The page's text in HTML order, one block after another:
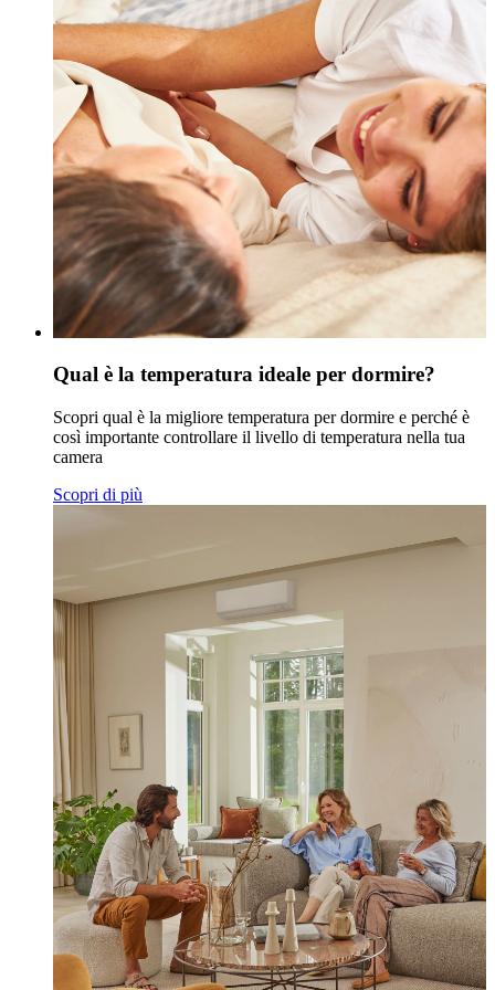
Qual è la temperatura ideale per dormire?
Scopri qual è la migliore temperatura per dormire e perché è
così importante controllare il livello di temperatura nella tua
camera
Scopri di più